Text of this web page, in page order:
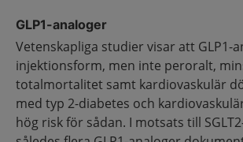
GLP1-analoger
Vetenskapliga studier visar att GLP1-
injektionsform, men inte peroralt,
totalmortalitet samt kardiovaskulär
med typ 2-diabetes och
hög risk för sådan. I motsats till